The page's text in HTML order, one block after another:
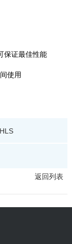
保证最佳性能
使用
返回列表